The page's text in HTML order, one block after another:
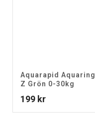
Aquarapid Aquaring
Z Grön 0-30kg
199 kr